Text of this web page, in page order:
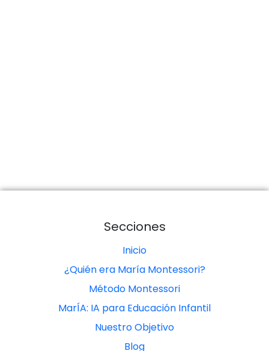
Secciones
Inicio
¿Quién era María Montessori?
Método Montessori
MarÍA: IA para Educación Infantil
Nuestro Objetivo
Blog